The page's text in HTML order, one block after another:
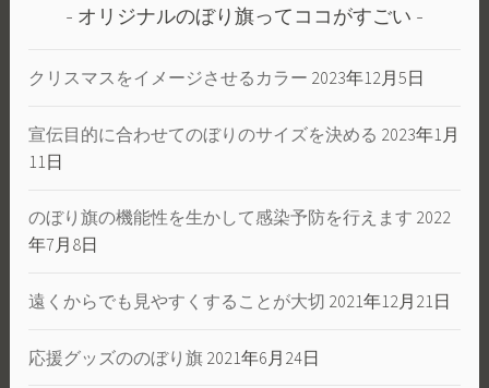
オリジナルのぼり旗ってココがすごい
クリスマスをイメージさせるカラー 2023年12月5日
宣伝目的に合わせてのぼりのサイズを決める 2023年1月
11日
のぼり旗の機能性を生かして感染予防を行えます 2022
年7月8日
遠くからでも見やすくすることが大切 2021年12月21日
応援グッズののぼり旗 2021年6月24日